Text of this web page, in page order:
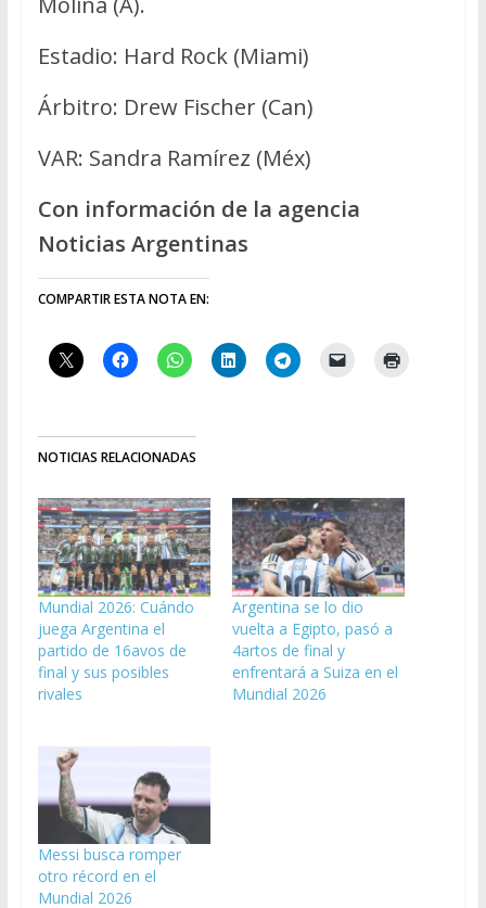
Estadio: Hard Rock (Miami)
Árbitro: Drew Fischer (Can)
VAR: Sandra Ramírez (Méx)
Con información de la agencia
Noticias Argentinas
COMPARTIR ESTA NOTA EN:
NOTICIAS RELACIONADAS
Mundial 2026: Cuándo
juega Argentina el
partido de 16avos de
final y sus posibles
rivales
Argentina se lo dio
vuelta a Egipto, pasó a
4artos de final y
enfrentará a Suiza en el
Mundial 2026
Messi busca romper
otro récord en el
Mundial 2026